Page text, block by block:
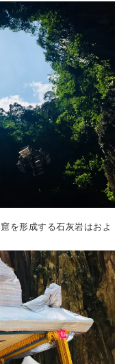
を形成する石灰岩はおよ